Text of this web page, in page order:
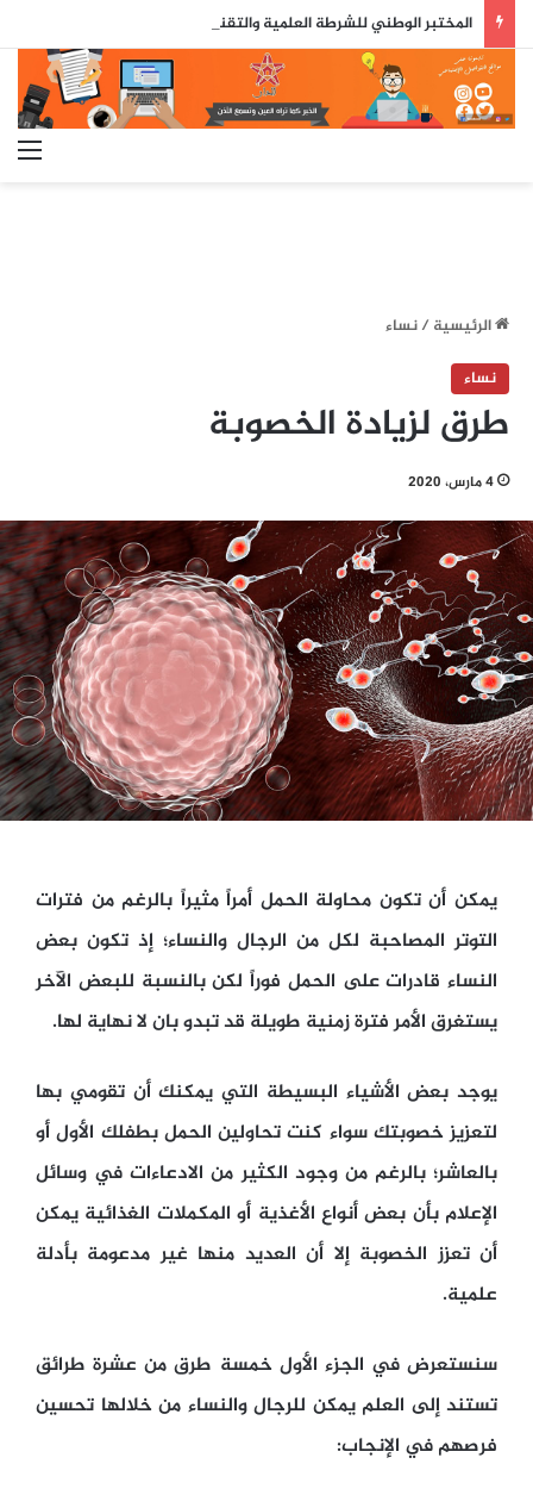
الرئيسية/نساء
نساء
طرق لزيادة الخصوبة
4 مارس، 2020
يمكن أن تكون محاولة الحمل أمراً مثيراً بالرغم من فترات
التوتر المصاحبة لكل من الرجال والنساء؛ إذ تكون بعض
النساء قادرات على الحمل فوراً لكن بالنسبة للبعض الآخر
يستغرق الأمر فترة زمنية طويلة قد تبدو بان لا نهاية لها.
يوجد بعض الأشياء البسيطة التي يمكنك أن تقومي بها
لتعزيز خصوبتك سواء كنت تحاولين الحمل بطفلك الأول أو
بالعاشر؛ بالرغم من وجود الكثير من الادعاءات في وسائل
الإعلام بأن بعض أنواع الأغذية أو المكملات الغذائية يمكن
أن تعزز الخصوبة إلا أن العديد منها غير مدعومة بأدلة
علمية.
سنستعرض في الجزء الأول خمسة طرق من عشرة طرائق
تستند إلى العلم يمكن للرجال والنساء من خلالها تحسين
فرصهم في الإنجاب: